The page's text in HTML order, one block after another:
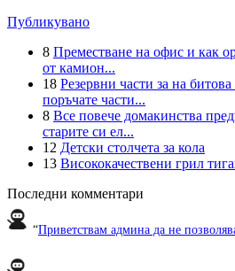
Публикувано
8 Преместване на офис и как
от камион...
18 Резервни части за на
поръчате части...
8 Все повече домакинства
старите си ел...
12 Детски столчета за кола
13 Висококачествени грил
Последни комментари
“Приветствам админа да не позволява